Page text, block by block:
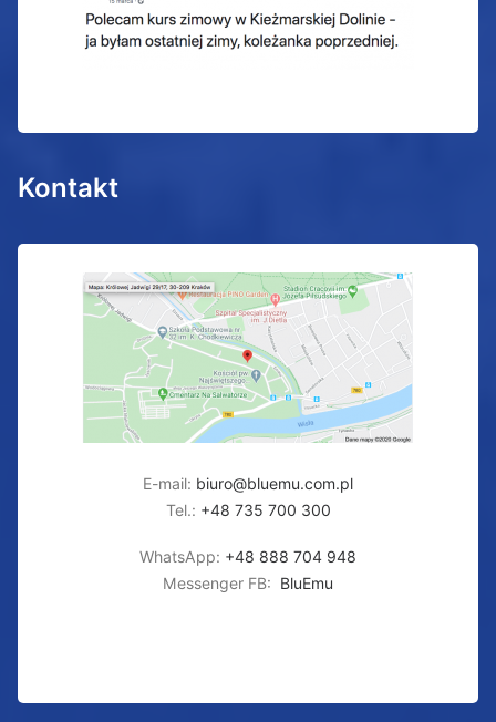
Kontakt
E-mail: biuro@bluemu.com.pl
Tel.: +48 735 700 300
WhatsApp: +48 888 704 948
Messenger FB: BluEmu